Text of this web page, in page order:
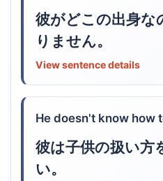
彼がどこの出身な
りません。
View sentence details
He doesn't know how
彼は子供の扱い方
い。